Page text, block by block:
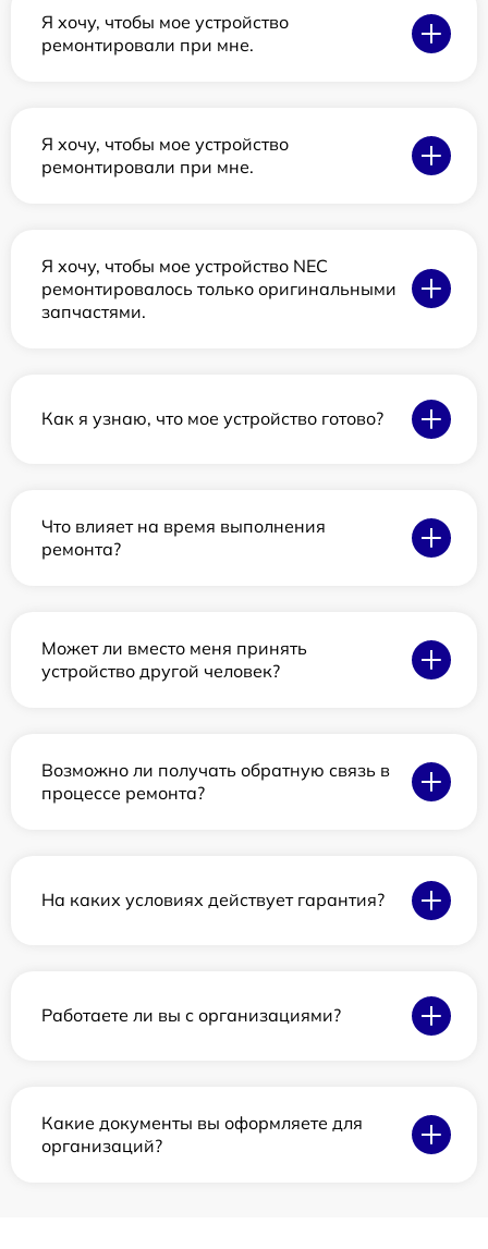
Я хочу, чтобы мое устройство
ремонтировали при мне.
Я хочу, чтобы мое устройство
ремонтировали при мне.
Я хочу, чтобы мое устройство NEC
ремонтировалось только оригинальными
запчастями.
Как я узнаю, что мое устройство готово?
Что влияет на время выполнения
ремонта?
Может ли вместо меня принять
устройство другой человек?
Возможно ли получать обратную связь в
процессе ремонта?
На каких условиях действует гарантия?
Работаете ли вы с организациями?
Какие документы вы оформляете для
организаций?